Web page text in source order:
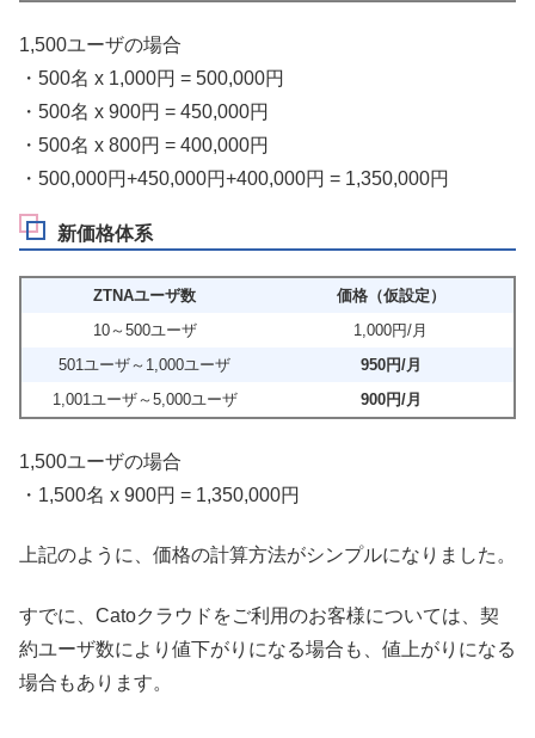
1,500ユーザの場合
・500名 x 1,000円 = 500,000円
・500名 x 900円 = 450,000円
・500名 x 800円 = 400,000円
・500,000円+450,000円+400,000円 = 1,350,000円
新価格体系
ZTNAユーザ数
価格（仮設定）
10～500ユーザ
1,000円/月
501ユーザ～1,000ユーザ
950円/月
1,001ユーザ～5,000ユーザ
900円/月
1,500ユーザの場合
・1,500名 x 900円 = 1,350,000円
上記のように、価格の計算方法がシンプルになりました。
すでに、Catoクラウドをご利用のお客様については、契
約ユーザ数により値下がりになる場合も、値上がりになる
場合もあります。